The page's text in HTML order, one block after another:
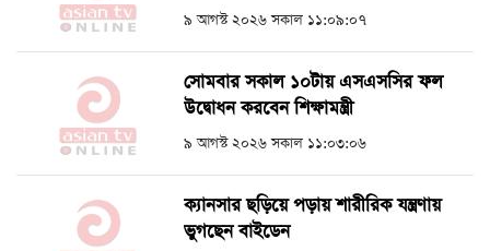
৯ আগস্ট ২০২৬ সকাল ১১:০৯:০৭
সোমবার সকাল ১০টায় এসএসসির ফল
উদ্বোধন করবেন শিক্ষামন্ত্রী
৯ আগস্ট ২০২৬ সকাল ১১:০৩:০৬
ক্যানসার ছড়িয়ে পড়ায় শারীরিক যন্ত্রণায়
ভুগছেন বাইডেন